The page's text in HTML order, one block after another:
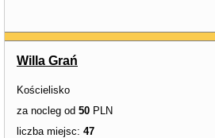
Willa Grań
Kościelisko
za nocleg od 50 PLN
liczba miejsc: 47